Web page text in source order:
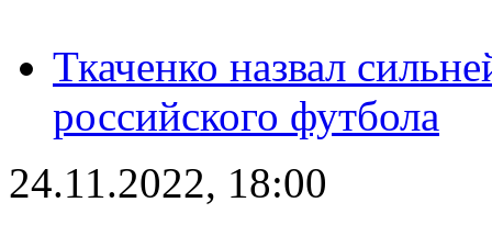
Ткаченко назвал
российского футбола
24.11.2022, 18:00